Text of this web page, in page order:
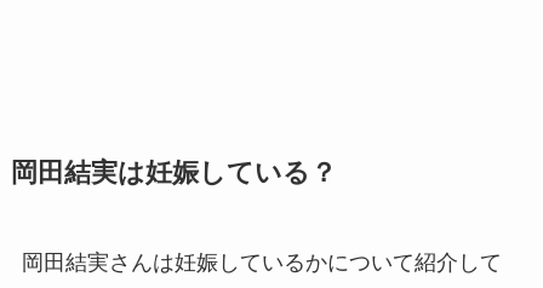
岡田結実は妊娠している？
岡田結実さんは妊娠しているかについて紹介して